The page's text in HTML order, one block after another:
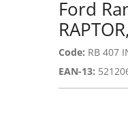
Ford
Code: RB 407
EAN-13: